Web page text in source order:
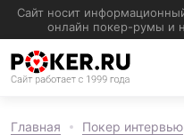
Главная Покер интервью